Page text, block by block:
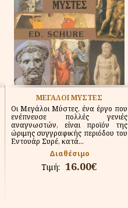
ΜΕΓΑΛΟΙ ΜΥΣΤΕΣ
Οι Μεγάλοι Μύστες, ένα έργο που
ενέπνευσε πολλές γενιές
αναγνωστών, είναι προϊόν της
ώριμης συγγραφικής περιόδου του
Εντουάρ Συρέ, κατά...
Διαθέσιμο
Τιμή: 16.00€